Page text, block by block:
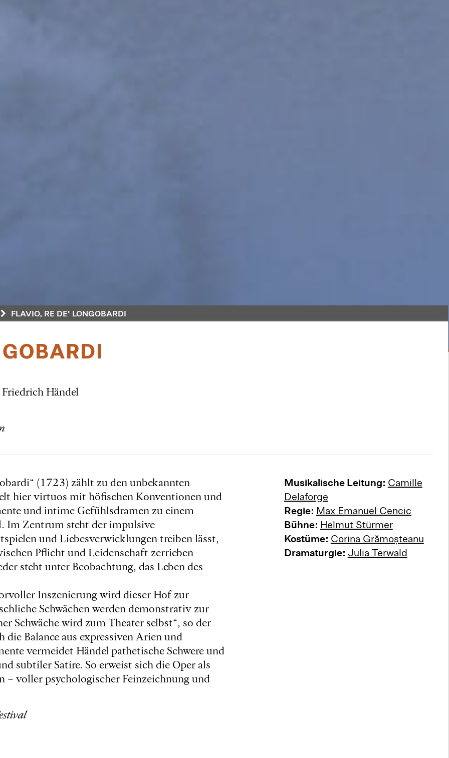
FLAVIO, RE DE' LONGOBARDI
Händel
(1723) zählt zu den unbekannten
hier virtuos mit höfischen Konventionen und
und intime Gefühlsdramen zu einem
Im Zentrum steht der impulsive
und Liebesverwicklungen treiben lässt,
Pflicht und Leidenschaft zerrieben
steht unter Beobachtung, das Leben des
Inszenierung wird dieser Hof zur
Schwächen werden demonstrativ zur
Schwäche wird zum Theater selbst“, so der
Balance aus expressiven Arien und
vermeidet Händel pathetische Schwere und
subtiler Satire. So erweist sich die Oper als
– voller psychologischer Feinzeichnung und
Musikalische Leitung: Camille
Delaforge
Regie: Max Emanuel Cencic
Bühne: Helmut Stürmer
Kostüme: Corina Grămoșteanu
Dramaturgie: Julia Terwald